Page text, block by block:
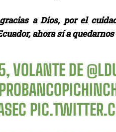
a Dios, por el
ahora sí a quedarnos
, VOLANTE DE